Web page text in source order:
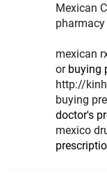
Mexican
mexican
or buying
http://
buying
doctor's
mexico